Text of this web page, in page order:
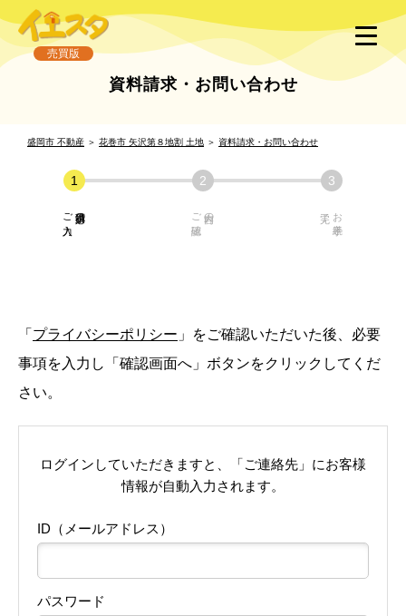
売買版
資料請求・お問い合わせ
盛岡市 不動産 ＞ 花巻市 矢沢第８地割 土地 ＞ 資料請求・お問い合わせ
必須項目の
ご入力 内容の
ご確認 お手続き
「 プライバシーポリシー 」をご確認いただいた後、必要
事項を入力し「確認画面へ」ボタンをクリックしてくだ
さい。
ログインしていただきますと、「ご連絡先」にお客様
情報が自動入力されます。
ID（メールアドレス）
パスワード